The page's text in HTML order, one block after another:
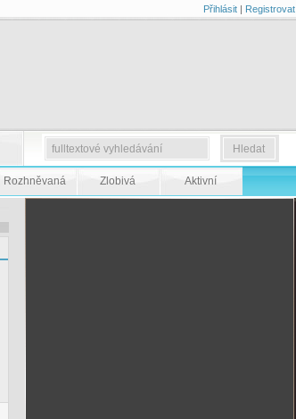
Přihlásit| Registrovat
Rozhněvaná Zlobivá Aktivní